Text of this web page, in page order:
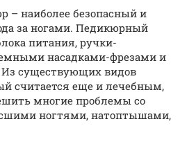
– наиболее безопасный и
за ногами. Педикюрный
питания, ручки-
насадками-фрезами и
существующих видов
считается еще и лечебным,
многие проблемы со
ногтями, натоптышами,